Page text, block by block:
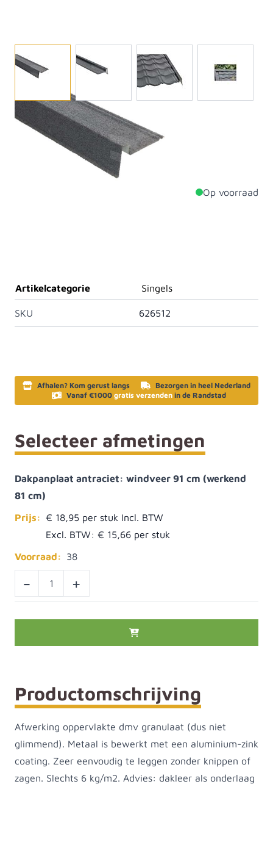
Afwerking oppervlakte dmv granulaat (dus niet
glimmend). Metaal is bewerkt met een aluminium-zink
coating. Zeer eenvoudig te leggen zonder knippen of
zagen. Slechts 6 kg/m2. Advies: dakleer als onderlaag
Op voorraad
Artikelcategorie
Singels
SKU 626512
Afhalen? Kom gerust langs
Bezorgen in heel Nederland
Vanaf €1000 gratis verzenden in de Randstad
Selecteer afmetingen
Dakpanplaat antraciet: windveer 91 cm (werkend
81 cm)
Prijs: € 18,95
Excl. BTW: € 15,66
Voorraad:
38
- +
Productomschrijving
Afwerking oppervlakte dmv granulaat (dus niet
glimmend). Metaal is bewerkt met een aluminium-zink
coating. Zeer eenvoudig te leggen zonder knippen of
zagen. Slechts 6 kg/m2. Advies: dakleer als onderlaag